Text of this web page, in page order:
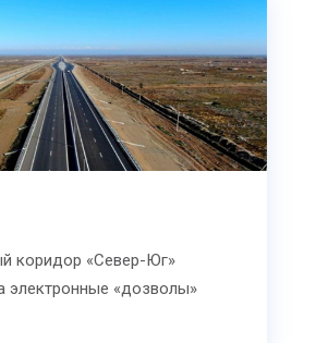
коридор «Север-Юг»
электронные «дозволы»